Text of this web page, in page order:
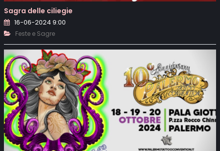
Sagra delle ciliegie
16-06-2024 9:00
Feste e Sagre